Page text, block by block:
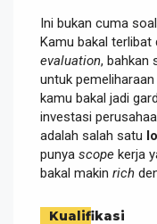
Ini bukan cuma
Kamu bakal terlibat
evaluation, bahkan
untuk
kamu bakal jadi
investasi
adalah salah satu
punya scope kerja
bakal makin rich
Kualifikasi